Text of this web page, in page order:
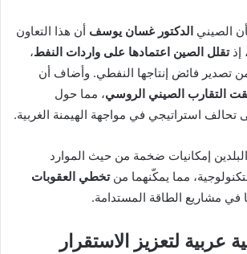
الصيني الدكتور غسان يوسف أن هذا التعاون
إذتقلل الصين اعتمادها على واردات النفط،
تصدير فائض إنتاجها النفطي. وأضاف أن
التقارب الصيني الروسي، مما حول
تحالف استراتيجي في مواجهة الهيمنة الغربية.
إمكانيات ضخمة من حيث الموارد
مما يمكّنهما منتخطي العقوبات
مشاريع الطاقة المستدامة.
لتعزيز الاستقرار